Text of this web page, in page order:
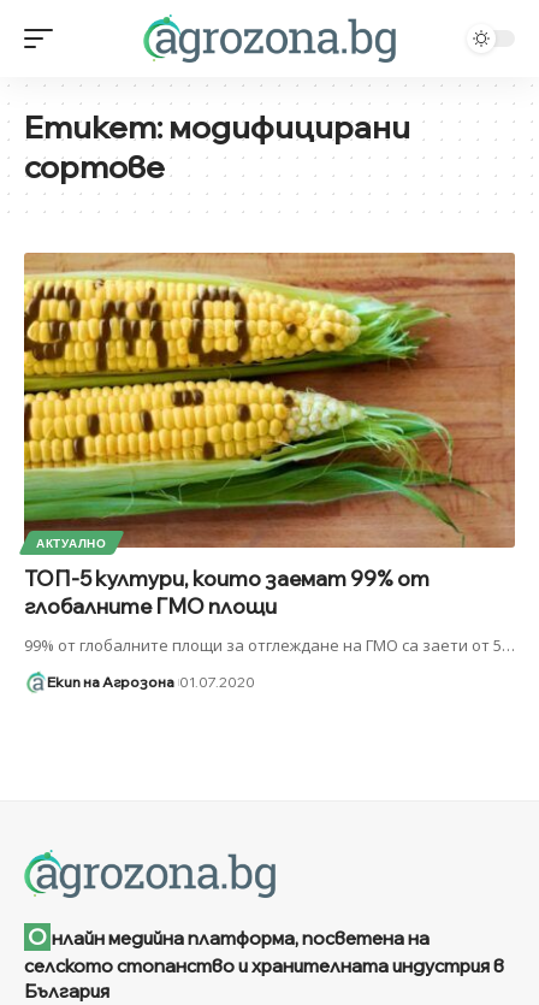
Етикет:модифицирани
сортове
АКТУАЛНО
ТОП-5 култури, които заемат 99% от
глобалните ГМО площи
99% от глобалните площи за отглеждане на ГМО са заети от 5…
Екип на Агрозона 01.07.2020
О нлайн медийна платформа, посветена на
селското стопанство и хранителната индустрия в
България